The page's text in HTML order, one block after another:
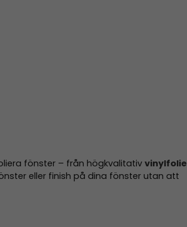
fönster – från högkvalitativ vinylfolie
eller finish på dina fönster utan att